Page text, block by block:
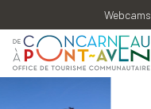
Webcams